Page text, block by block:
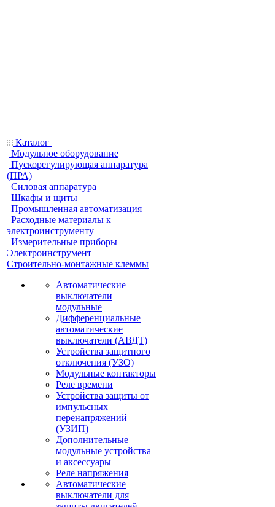
Каталог
Модульное оборудование
Пускорегулирующая аппаратура
(ПРА)
Силовая аппаратура
Шкафы и щиты
Промышленная автоматизация
Расходные материалы к
электроинструменту
Измерительные приборы
Электроинструмент
Строительно-монтажные клеммы
Автоматические
выключатели
модульные
Дифференциальные
автоматические
выключатели (АВДТ)
Устройства защитного
отключения (УЗО)
Модульные контакторы
Реле времени
Устройства защиты от
импульсных
перенапряжений
(УЗИП)
Дополнительные
модульные устройства
и аксессуары
Реле напряжения
Автоматические
выключатели для